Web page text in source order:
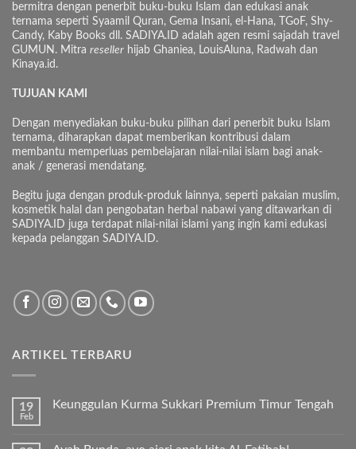
bermitra dengan penerbit buku-buku Islam dan edukasi anak
ternama seperti Syaamil Quran, Gema Insani, el-Hana, TGoF, Shy-
Candy, Kaby Books dll. SADIYA.ID adalah agen resmi sajadah travel
GUMUN. Mitra reseller hijab Ghaniea, LouisAluna, Radwah dan
Kinaya.id.
TUJUAN KAMI
Dengan menyediakan buku-buku pilihan dari penerbit buku Islam
ternama, diharapkan dapat memberikan kontribusi dalam
membantu memperluas pembelajaran nilai-nilai islam bagi anak-
anak / generasi mendatang.
Begitu juga dengan produk-produk lainnya, seperti pakaian muslim,
kosmetik halal dan pengobatan herbal nabawi yang ditawarkan di
SADIYA.ID juga terdapat nilai-nilai islami yang ingin kami edukasi
kepada pelanggan SADIYA.ID.
ARTIKEL TERBARU
19
Feb
Keunggulan Kurma Sukkari Premium Timur Tengah